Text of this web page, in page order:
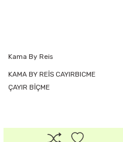
Kama By Reis
KAMA BY REİS CAYIRBICME
ÇAYIR BİÇME